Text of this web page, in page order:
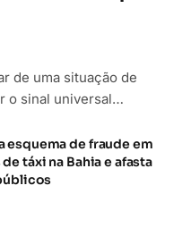
de uma situação de
o sinal universal…
esquema de fraude em
táxi na Bahia e afasta